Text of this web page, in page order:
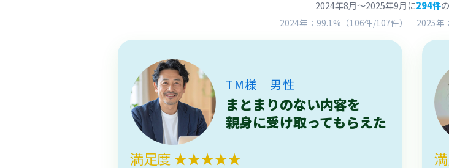
2024年8月～2025年9月に294件
2024年：99.1%（106件/107件） 2025年
TM様 男性
まとまりのない内容を
親身に受け取ってもらえた
満足度 ★★★★★